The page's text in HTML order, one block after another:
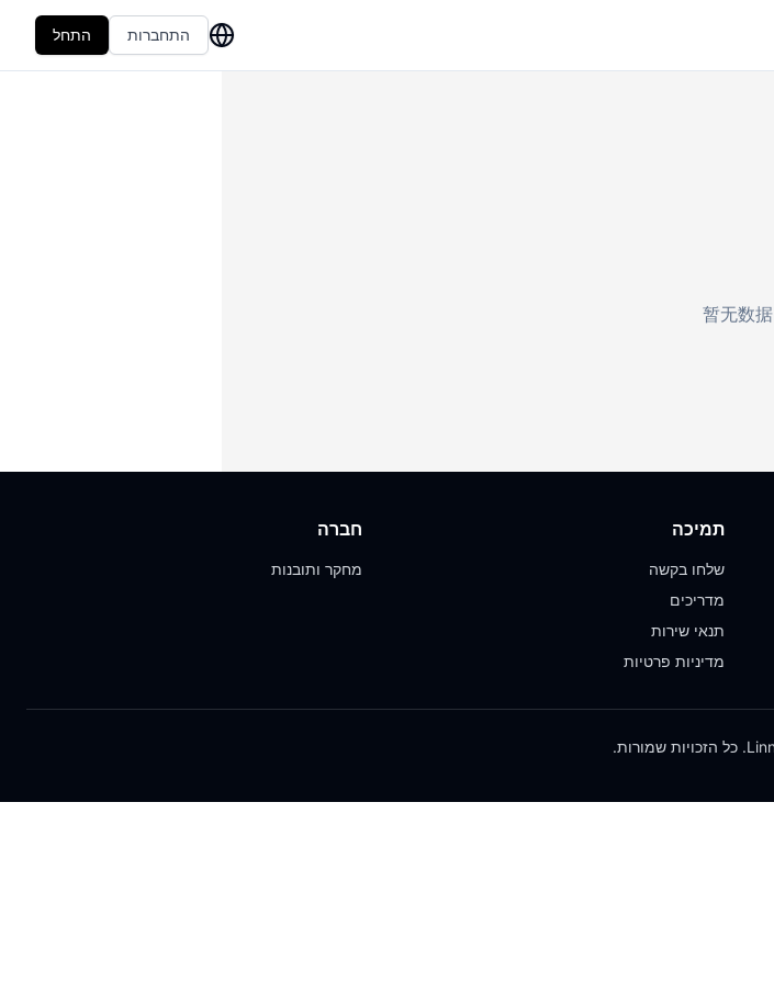
התחברות התחל
暂无数据
תמיכה
שלחו בקשה
מדריכים
תנאי שירות
מדיניות פרטיות
חברה
מחקר ותובנות